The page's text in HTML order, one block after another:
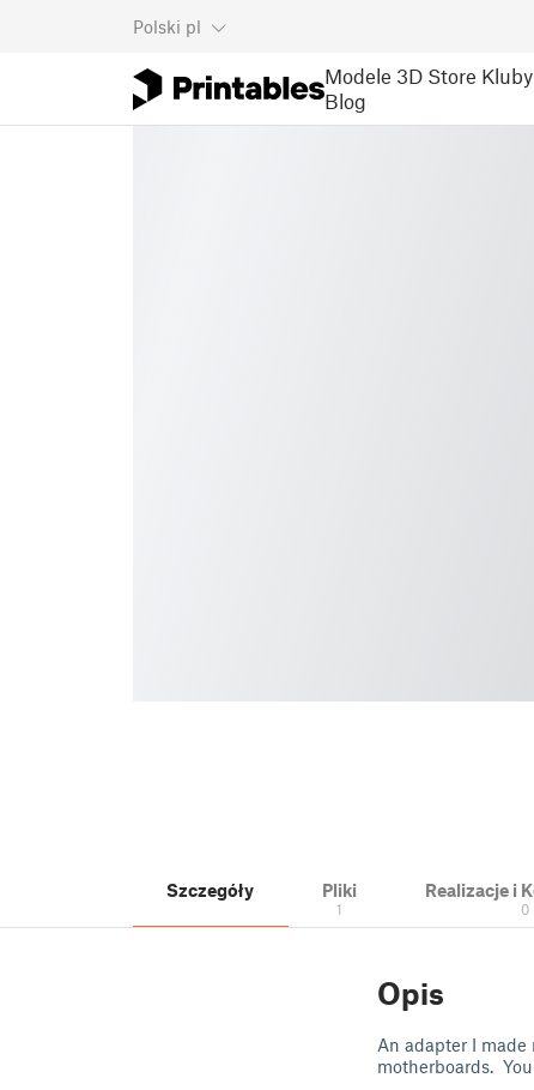
Polski pl
Modele 3D Store Kluby
Blog
Szczegóły Pliki
1
Realizacje i
0
Opis
An adapter I
motherboards.